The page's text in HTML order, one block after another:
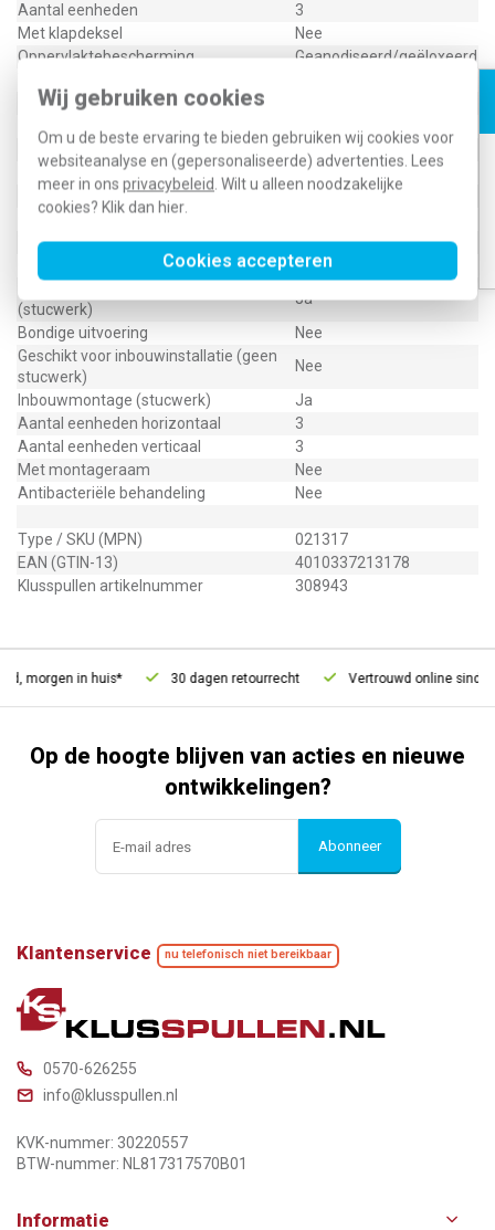
Wij gebruiken cookies
Om u de beste ervaring te bieden gebruiken wij cookies voor
websiteanalyse en (gepersonaliseerde) advertenties. Lees
meer in ons privacybeleid. Wilt u alleen noodzakelijke
cookies? Klik dan hier.
Cookies accepteren
Aantal eenheden
3
Met klapdeksel
Nee
Oppervlaktebescherming
Geanodiseerd/geëloxeerd
Materiaalkwaliteit
Bevestigingswijze
Klembevestiging
Montagerichting
Horizontaal en verticaal
Beschermingsgraad (IP)
IP20
Geschikt voor vloerpot
Transparant
Nee
Geschikt voor wandgoot
Nee
(stucwerk)
Ja
Bondige uitvoering
Nee
Geschikt voor inbouwinstallatie (geen
stucwerk)
Nee
Inbouwmontage (stucwerk)
Ja
Aantal eenheden horizontaal
3
Aantal eenheden verticaal
3
Met montageraam
Nee
Antibacteriële behandeling
Nee
Type / SKU (MPN)
021317
EAN (GTIN-13)
4010337213178
Klusspullen artikelnummer
308943
morgen in huis* 30 dagen retourrecht Vertrouwd online sinds
Op de hoogte blijven van acties en nieuwe
ontwikkelingen?
Abonneer
Klantenservice nu telefonisch niet bereikbaar
0570-626255
info@klusspullen.nl
KVK-nummer: 30220557
BTW-nummer: NL817317570B01
Informatie